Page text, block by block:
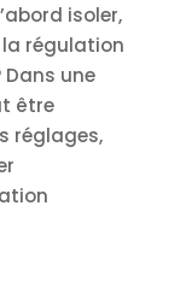
isoler,
régulation
une
être
réglages,